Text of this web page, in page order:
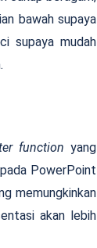
bawah supaya
supaya mudah
functionyang
PowerPoint
memungkinkan
akan lebih